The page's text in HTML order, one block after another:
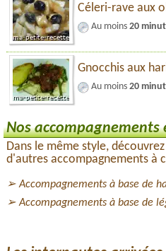
Céleri-rave aux
Au moins 20
Gnocchis aux
Au moins 20
Nos accompagnements
Dans le même style,
d'autres accompagnements à
Accompagnements à base de
Accompagnements à base de